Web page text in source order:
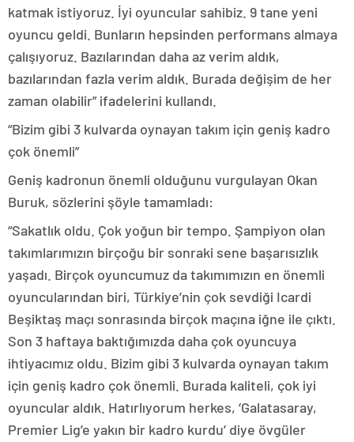
katmak istiyoruz. İyi oyuncular sahibiz. 9 tane yeni
oyuncu geldi. Bunların hepsinden performans almaya
çalışıyoruz. Bazılarından daha az verim aldık,
bazılarından fazla verim aldık. Burada değişim de her
zaman olabilir” ifadelerini kullandı.
“Bizim gibi 3 kulvarda oynayan takım için geniş kadro
çok önemli”
Geniş kadronun önemli olduğunu vurgulayan Okan
Buruk, sözlerini şöyle tamamladı:
“Sakatlık oldu. Çok yoğun bir tempo. Şampiyon olan
takımlarımızın birçoğu bir sonraki sene başarısızlık
yaşadı. Birçok oyuncumuz da takımımızın en önemli
oyuncularından biri, Türkiye’nin çok sevdiği Icardi
Beşiktaş maçı sonrasında birçok maçına iğne ile çıktı.
Son 3 haftaya baktığımızda daha çok oyuncuya
ihtiyacımız oldu. Bizim gibi 3 kulvarda oynayan takım
için geniş kadro çok önemli. Burada kaliteli, çok iyi
oyuncular aldık. Hatırlıyorum herkes, ‘Galatasaray,
Premier Lig’e yakın bir kadro kurdu’ diye övgüler